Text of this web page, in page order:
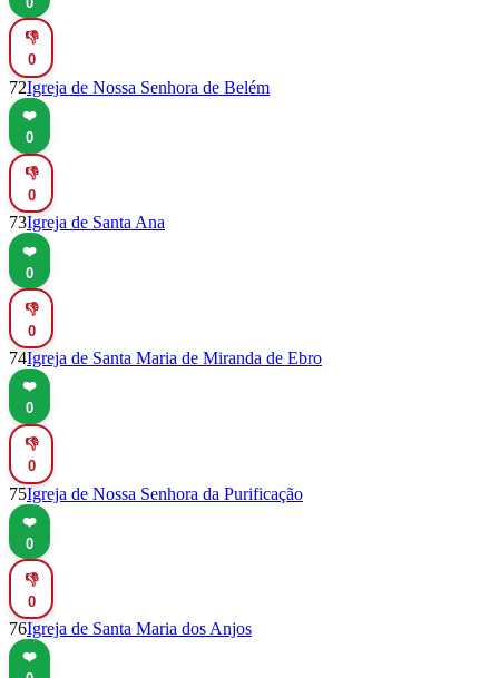
👎
0
72Igreja de Nossa Senhora de Belém
❤️
0
👎
0
73Igreja de Santa Ana
❤️
0
👎
0
74Igreja de Santa Maria de Miranda de Ebro
❤️
0
👎
0
75Igreja de Nossa Senhora da Purificação
❤️
0
👎
0
76Igreja de Santa Maria dos Anjos
❤️